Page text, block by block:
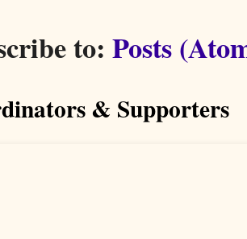
to: Posts
& Supporters